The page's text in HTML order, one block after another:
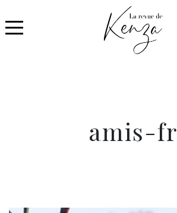
amis-fr